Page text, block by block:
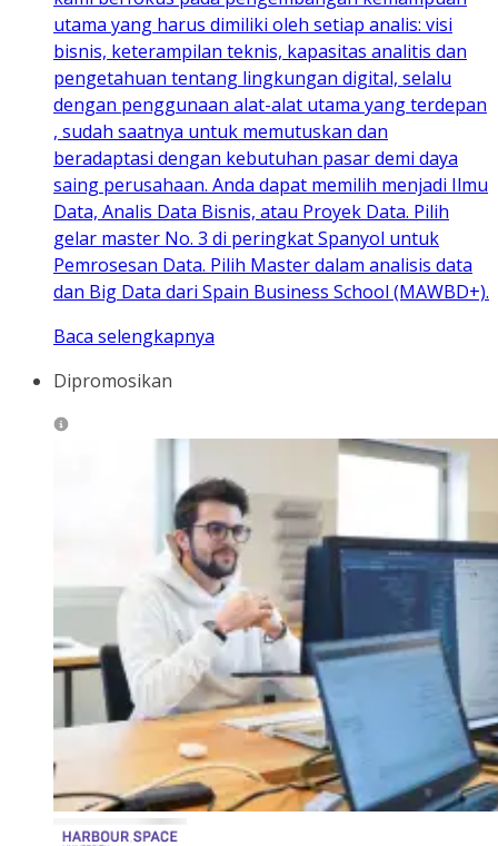
utama yang harus dimiliki oleh setiap analis: visi
bisnis, keterampilan teknis, kapasitas analitis dan
pengetahuan tentang lingkungan digital, selalu
dengan penggunaan alat-alat utama yang terdepan
, sudah saatnya untuk memutuskan dan
beradaptasi dengan kebutuhan pasar demi daya
saing perusahaan. Anda dapat memilih menjadi Ilmu
Data, Analis Data Bisnis, atau Proyek Data. Pilih
gelar master No. 3 di peringkat Spanyol untuk
Pemrosesan Data. Pilih Master dalam analisis data
dan Big Data dari Spain Business School (MAWBD+).
Baca selengkapnya
Dipromosikan